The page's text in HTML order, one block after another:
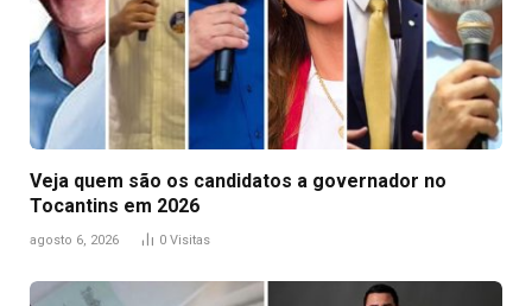
Veja quem são os candidatos a governador no
Tocantins em 2026
agosto 6, 2026 0 Visitas